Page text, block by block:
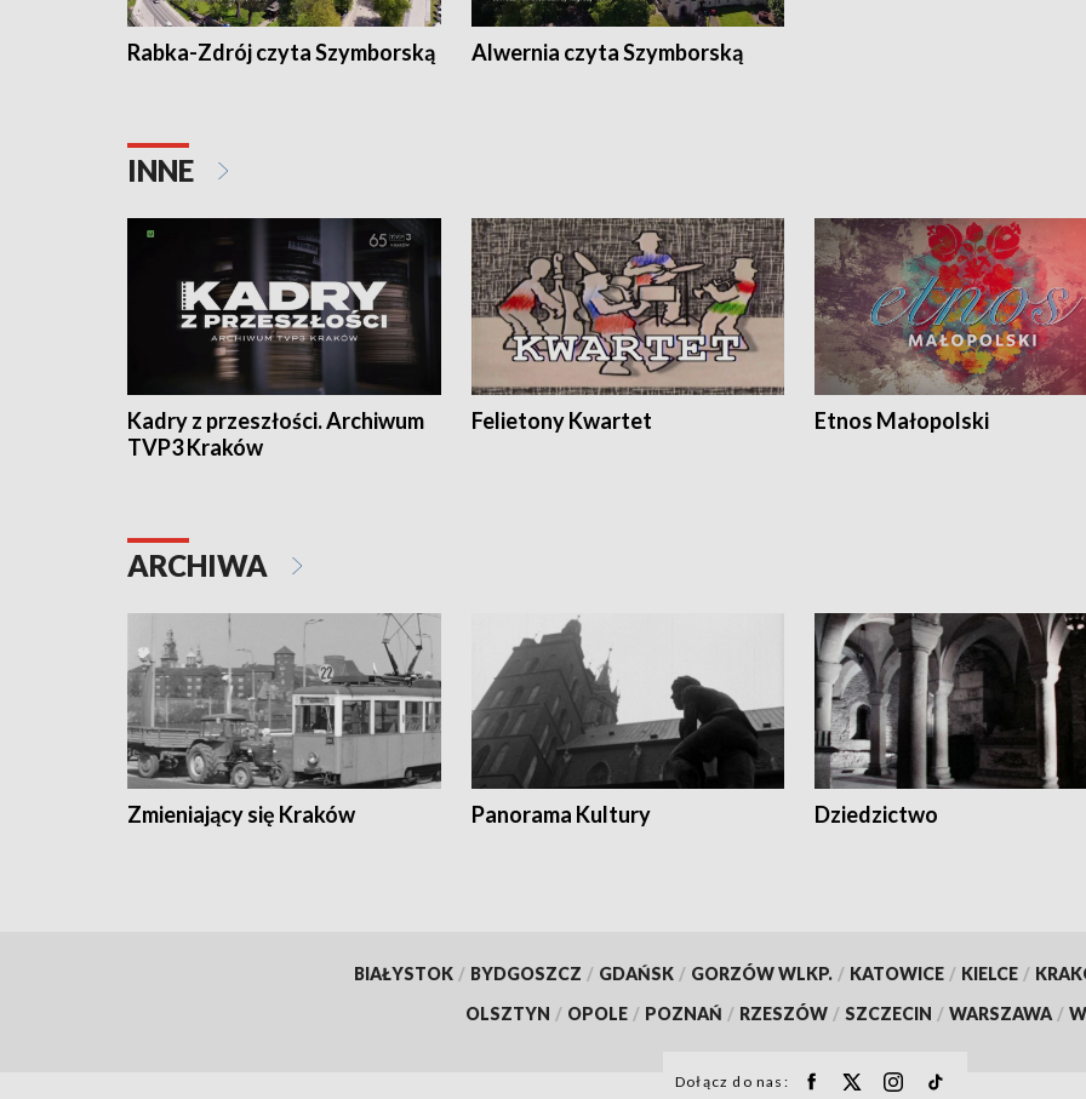
Rabka-Zdrój czyta Szymborską Alwernia czyta Szymborską
INNE
Kadry z przeszłości. Archiwum
TVP3 Kraków
Felietony Kwartet Etnos Małopolski
ARCHIWA
Zmieniający się Kraków Panorama Kultury Dziedzictwo
BIAŁYSTOK / BYDGOSZCZ / GDAŃSK / GORZÓW WLKP. / KATOWICE / KIELCE /
OLSZTYN / OPOLE / POZNAŃ / RZESZÓW / SZCZECIN / WARSZAWA /
Dołącz do nas: